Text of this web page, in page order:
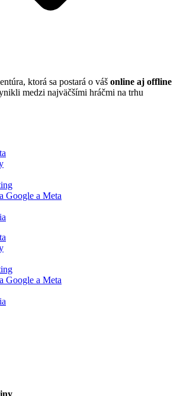
ktorá sa postará o váš online aj offline
medzi najväčšími hráčmi na trhu
Google a Meta
Google a Meta